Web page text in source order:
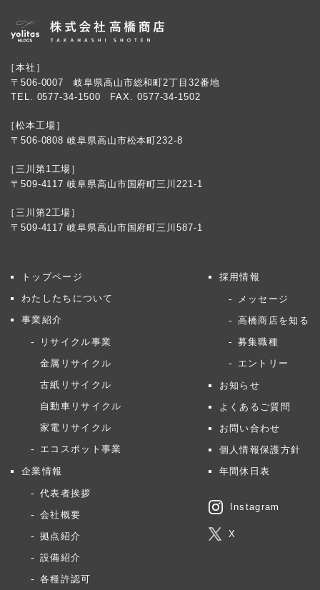
［本社］
〒506-0007 岐阜県高山市総和町2丁目32番地
TEL. 0577-34-1500 FAX. 0577-34-1502
［松本工場］
〒506-0808 岐阜県高山市松本町232-8
［三川第1工場］
〒509-4117 岐阜県高山市国府町三川221-1
［三川第2工場］
〒509-4117 岐阜県高山市国府町三川587-1
トップページ
わたしたちについて
事業紹介
リサイクル事業
金属リサイクル
古紙リサイクル
自動車リサイクル
家電リサイクル
エコスポット事業
企業情報
代表者挨拶
会社概要
拠点紹介
設備紹介
各種許認可
採用情報
メッセージ
高橋商店を知る
募集職種
エントリー
お知らせ
よくあるご質問
お問い合わせ
個人情報保護方針
年間休日表
Instagram
X